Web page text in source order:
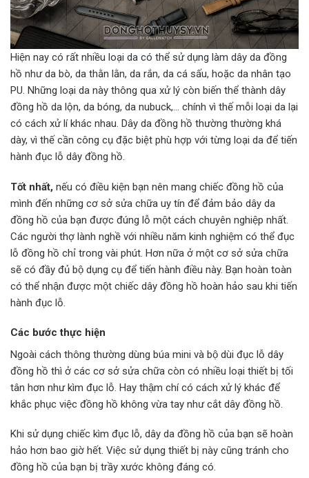
Hiện nay có rất nhiều loại da có thể sử dụng làm dây da đồng
hồ như da bò, da thằn lằn, da rắn, da cá sấu, hoặc da nhân tạo
PU. Những loại da này thông qua xử lý còn biến thể thành dây
đồng hồ da lộn, da bóng, da nubuck,… chính vì thế mỗi loại da lại
có cách xử lí khác nhau. Dây da đồng hồ thường thường khá
dày, vì thế cần công cụ đặc biệt phù hợp với từng loại da để tiến
hành đục lỗ dây đồng hồ.
Tốt nhất, nếu có điều kiện bạn nên mang chiếc đồng hồ của
mình đến những cơ sở sửa chữa uy tín để đảm bảo dây da
đồng hồ của bạn được đúng lỗ một cách chuyên nghiệp nhất.
Các người thợ lành nghề với nhiều năm kinh nghiệm có thể đục
lỗ đồng hồ chỉ trong vài phút. Hơn nữa ở một cơ sở sửa chữa
sẽ có đầy đủ bộ dụng cụ để tiến hành điều này. Bạn hoàn toàn
có thể nhận được một chiếc dây đồng hồ hoàn hảo sau khi tiến
hành đục lỗ.
Các bước thực hiện
Ngoài cách thông thường dùng búa mini và bộ dùi đục lỗ dây
đồng hồ thì ở các cơ sở sửa chữa còn có nhiều loại thiết bị tối
tân hơn như kìm đục lỗ. Hay thậm chí có cách xử lý khác để
khắc phục việc đồng hồ không vừa tay như cắt dây đồng hồ.
Khi sử dụng chiếc kìm đục lỗ, dây da đồng hồ của bạn sẽ hoàn
hảo hơn bao giờ hết. Việc sử dụng thiết bị này cũng tránh cho
đồng hồ của bạn bị trầy xước không đáng có.